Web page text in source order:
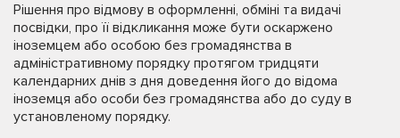
Рішення про відмову в оформленні, обміні та видачі
посвідки, про її відкликання може бути оскаржено
іноземцем або особою без громадянства в
адміністративному порядку протягом тридцяти
календарних днів з дня доведення його до відома
іноземця або особи без громадянства або до суду в
установленому порядку.